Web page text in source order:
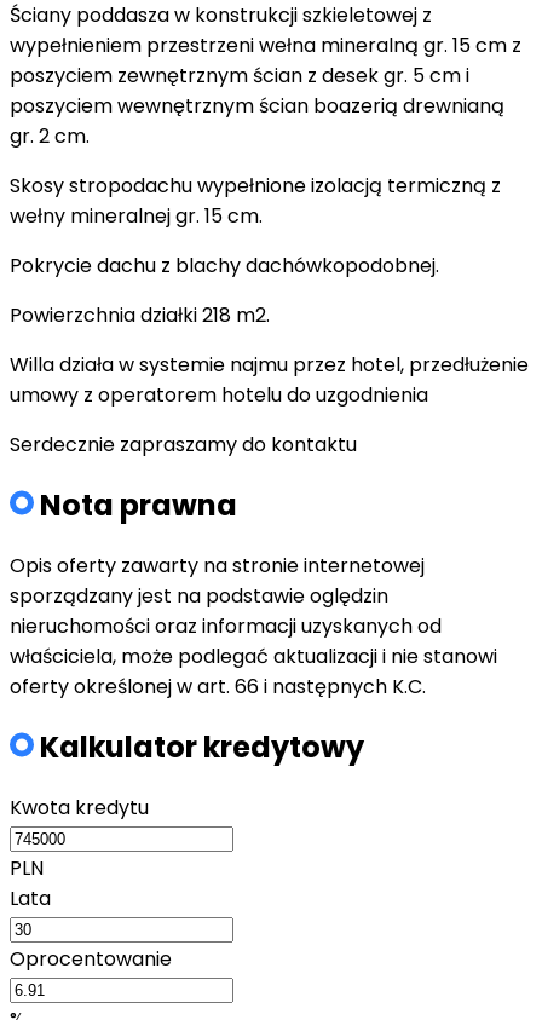
Ściany poddasza w konstrukcji szkieletowej z
wypełnieniem przestrzeni wełna mineralną gr. 15 cm z
poszyciem zewnętrznym ścian z desek gr. 5 cm i
poszyciem wewnętrznym ścian boazerią drewnianą
gr. 2 cm.
Skosy stropodachu wypełnione izolacją termiczną z
wełny mineralnej gr. 15 cm.
Pokrycie dachu z blachy dachówkopodobnej.
Powierzchnia działki 218 m2.
Willa działa w systemie najmu przez hotel, przedłużenie
umowy z operatorem hotelu do uzgodnienia
Serdecznie zapraszamy do kontaktu
Nota prawna
Opis oferty zawarty na stronie internetowej
sporządzany jest na podstawie oględzin
nieruchomości oraz informacji uzyskanych od
właściciela, może podlegać aktualizacji i nie stanowi
oferty określonej w art. 66 i następnych K.C.
Kalkulator kredytowy
Kwota kredytu
PLN
Lata
Oprocentowanie